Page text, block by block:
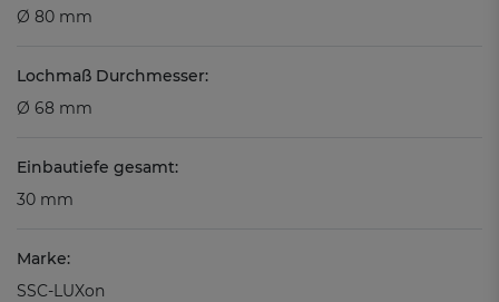
Ø 80 mm
Lochmaß Durchmesser:
Ø 68 mm
Einbautiefe gesamt:
30 mm
Marke:
SSC-LUXon